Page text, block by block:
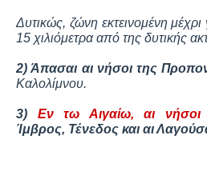
Δυτικώς, ζώνη εκτεινομένη
15 χιλιόμετρα από της δυτικής
2) Άπασαι αι νήσοι της
Καλολίμνου.
3) Εν τω Αιγαίω, αι νήσοι
Ίμβρος, Τένεδος και αι